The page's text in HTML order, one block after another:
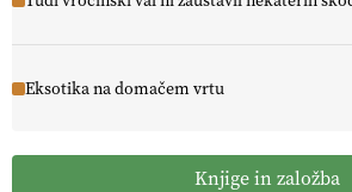
Eksotika na domačem vrtu
Knjige in založba